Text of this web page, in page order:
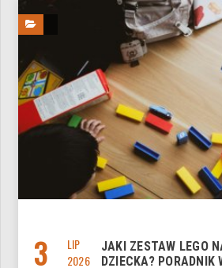
3
LIP
2026
JAKI ZESTAW LEGO
DZIECKA? PORADNIK